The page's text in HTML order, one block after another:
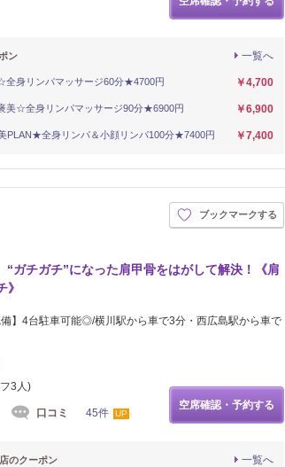
一覧へ
ン
全身リンパマッサージ60分★4700円 ￥4,700
美☆全身リンパマッサージ90分★6900円 ￥6,900
PLAN★全身リンパ＆小顔リンパ100分★7400円 ￥7,400
ブックマークする
“ガチガチ”になった肩甲骨をはがして解決！《肩
》
備】4台駐車可能◎/横川駅から車で3分・西広島駅から車で
3人)
口コミ 45件 UP
空席確認・予約する
一覧へ
のクーポン